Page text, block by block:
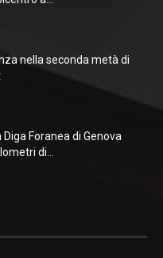
nella seconda metà di
Foranea di Genova
di...